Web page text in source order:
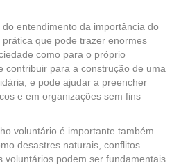
entendimento da importância do
que pode trazer enormes
como para o próprio
contribuir para a construção de uma
e pode ajudar a preencher
e em organizações sem fins
voluntário é importante também
desastres naturais, conflitos
voluntários podem ser fundamentais